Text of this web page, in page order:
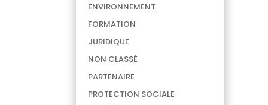
ENVIRONNEMENT
FORMATION
JURIDIQUE
NON CLASSÉ
PARTENAIRE
PROTECTION SOCIALE